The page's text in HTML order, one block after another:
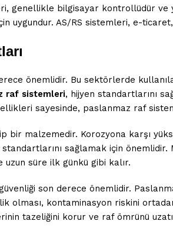
genellikle bilgisayar kontrollüdür
uygundur. AS/RS sistemleri, e-
önemlidir. Bu sektörlerde
raf sistemleri, hijyen standartlarını
sayesinde, paslanmaz raf
bir malzemedir. Korozyona karşı
sağlamak için önemlidir.
süre ilk günkü gibi kalır.
son derece önemlidir.
olması, kontaminasyon riskini
tazeliğini korur ve raf ömrünü